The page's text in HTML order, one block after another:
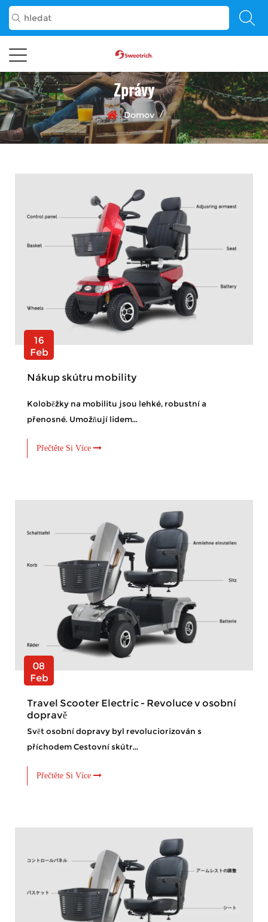
Zprávy
Domov /
16
Feb
Nákup skútru mobility
Koloběžky na mobilitu jsou lehké, robustní a
přenosné. Umožňují lidem...
Přečtěte Si Více
08
Feb
Travel Scooter Electric - Revoluce v osobní
dopravě
Svět osobní dopravy byl revoluciorizován s
příchodem Cestovní skútr...
Přečtěte Si Více